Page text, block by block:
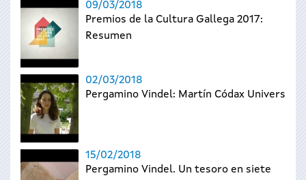
09/03/2018
Premios de la Cultura Gallega 2017:
Resumen
02/03/2018
Pergamino Vindel: Martín Códax Universal
15/02/2018
Pergamino Vindel. Un tesoro en siete